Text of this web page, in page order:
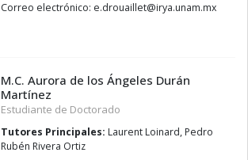
Correo electrónico:
xm.manu.ayri
@
telliauord.e
M.C. Aurora de los Ángeles Durán
Martínez
Estudiante de Doctorado
Tutores Principales: Laurent Loinard, Pedro
Rubén Rivera Ortiz